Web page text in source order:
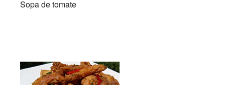
Sopa de tomate